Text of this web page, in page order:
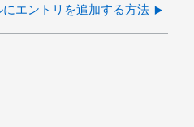
エントリを追加する方法